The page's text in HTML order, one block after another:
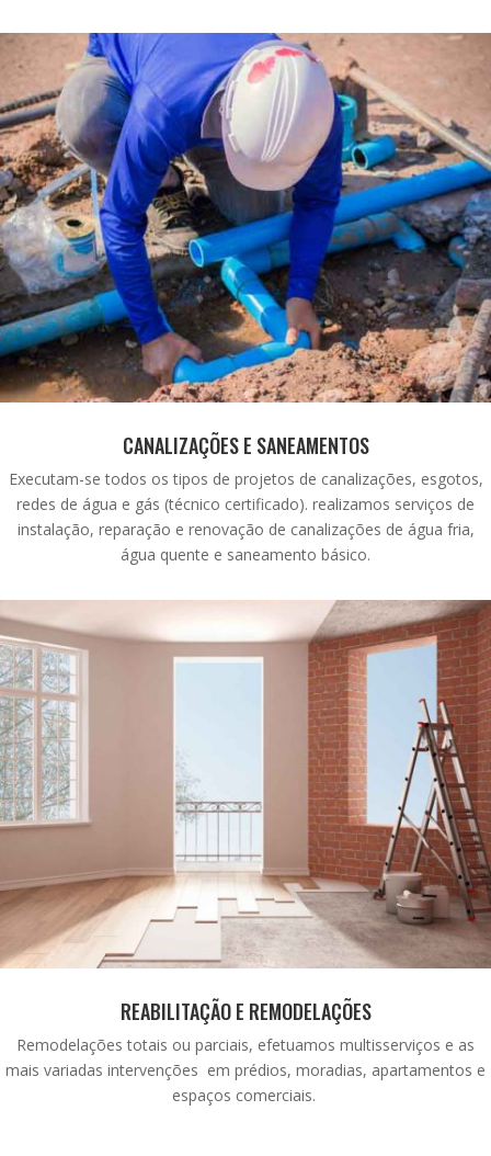
CANALIZAÇÕES E SANEAMENTOS
Executam-se todos os tipos de projetos de canalizações, esgotos,
redes de água e gás (técnico certificado). realizamos serviços de
instalação, reparação e renovação de canalizações de água fria,
água quente e saneamento básico.
REABILITAÇÃO E REMODELAÇÕES
Remodelações totais ou parciais, efetuamos multisserviços e as
mais variadas intervenções em prédios, moradias, apartamentos e
espaços comerciais.